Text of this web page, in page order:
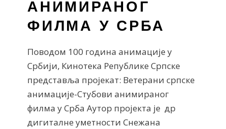
АНИМИРАНОГ
ФИЛМА У СРБА
Поводом 100 година анимације у
Србији, Кинотека Републике Српске
представља пројекат: Ветерани српске
анимације-Стубови анимираног
филма у Срба Аутор пројекта је др
дигиталне уметности Снежана